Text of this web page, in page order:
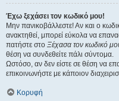
Έχω ξεχάσει τον κωδικό μου!
Μην πανικοβάλλεστε! Αν και ο
ανακτηθεί, μπορεί εύκολα να
πατήστε στο Ξέχασα τον κωδικό
θέση να συνδεθείτε πάλι σύντομα.
Ωστόσο, αν δεν είστε σε θέση να
επικοινωνήστε με κάποιον
Κορυφή